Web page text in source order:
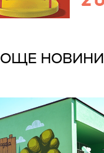
ОЩЕ НОВИНИ